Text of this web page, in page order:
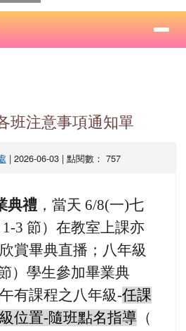
民中學
⏸
班注意事項通知單
| 2026-06-03 | 點閱數： 757
典禮 ，當天 6/8(一)七
3 節）在教室上課亦
賞畢典直播；八年級
）學生參加畢業典
有課程之八年級-任課
位置-隨班點名指導 （